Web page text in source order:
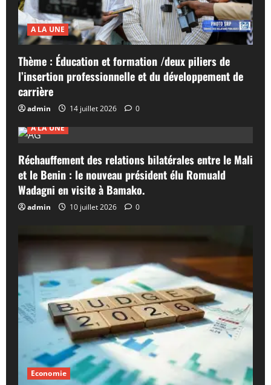
A LA UNE
Thème : Éducation et formation /deux piliers de
l’insertion professionnelle et du développement de
carrière
admin 14 juillet 2026
0
A LA UNE
Réchauffement des relations bilatérales entre le Mali
et le Benin : le nouveau président élu Romuald
Wadagni en visite à Bamako.
admin 10 juillet 2026 0
Economie